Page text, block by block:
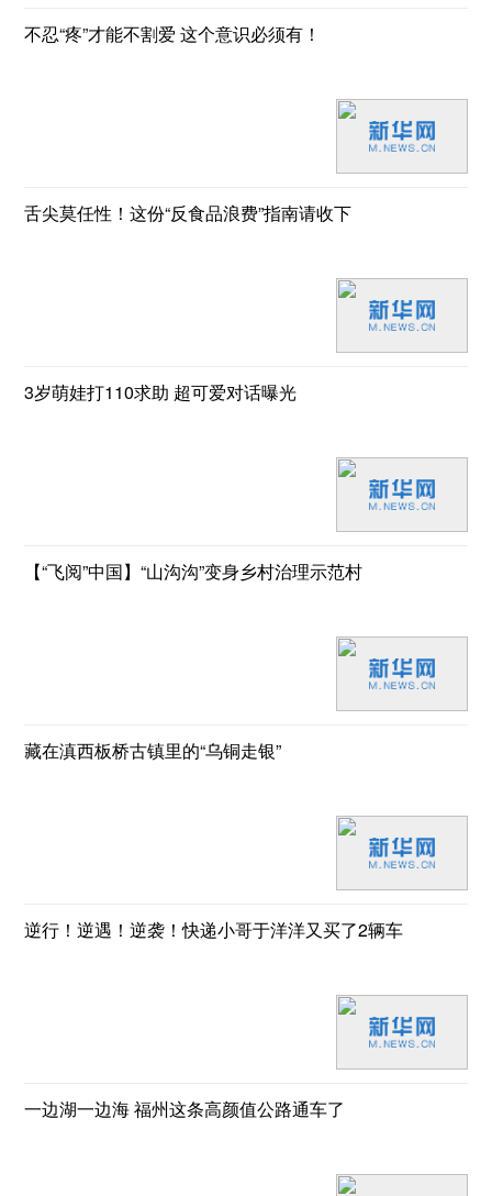
不忍“疼”才能不割爱 这个意识必须有！
舌尖莫任性！这份“反食品浪费”指南请收下
3岁萌娃打110求助 超可爱对话曝光
【“飞阅”中国】“山沟沟”变身乡村治理示范村
藏在滇西板桥古镇里的“乌铜走银”
逆行！逆遇！逆袭！快递小哥于洋洋又买了2辆车
一边湖一边海 福州这条高颜值公路通车了